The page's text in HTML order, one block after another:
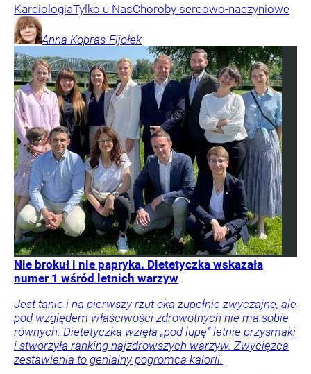
KardiologiaTylko u NasChoroby sercowo-naczyniowe
Anna Kopras-Fijołek
Nie brokuł i nie papryka. Dietetyczka wskazała
numer 1 wśród letnich warzyw
Jest tanie i na pierwszy rzut oka zupełnie zwyczajne, ale
pod względem właściwości zdrowotnych nie ma sobie
równych. Dietetyczka wzięła „pod lupę” letnie przysmaki
i stworzyła ranking najzdrowszych warzyw. Zwycięzca
zestawienia to genialny pogromca kalorii.